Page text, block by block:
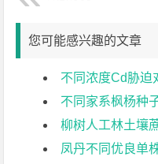
您可能感兴趣的文章
不同浓度Cd胁迫
不同家系枫杨种
柳树人工林土壤蔗
凤丹不同优良单株